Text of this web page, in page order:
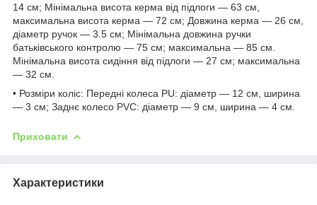
14 см; Мінімальна висота керма від підлоги — 63 см,
максимальна висота керма — 72 см; Довжина керма — 26 см,
діаметр ручок — 3.5 см; Мінімальна довжина ручки
батьківського контролю — 75 см; максимальна — 85 см.
Мінімальна висота сидіння від підлоги — 27 см; максимальна
— 32 см.
• Розміри коліс: Передні колеса PU: діаметр — 12 см, ширина
— 3 см; Заднє колесо PVC: діаметр — 9 см, ширина — 4 см.
Приховати
Характеристики